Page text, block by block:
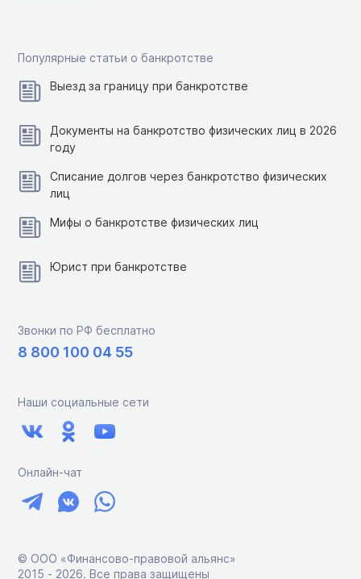
Популярные статьи о банкротстве
Выезд за границу при банкротстве
Документы на банкротство физических лиц в 2026
году
Списание долгов через банкротство физических
лиц
Мифы о банкротстве физических лиц
Юрист при банкротстве
Звонки по РФ бесплатно
8 800 100 04 55
Наши социальные сети
Онлайн-чат
© ООО «Финансово-правовой альянс»
2015 ‑ 2026. Все права защищены